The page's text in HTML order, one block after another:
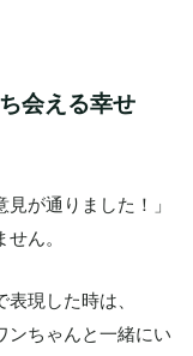
会える幸せ
が通りました！」
ん。
現した時は、
ンちゃんと一緒にい